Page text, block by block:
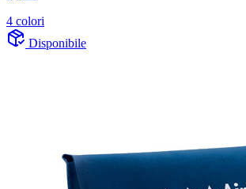
4 colori
Disponibile